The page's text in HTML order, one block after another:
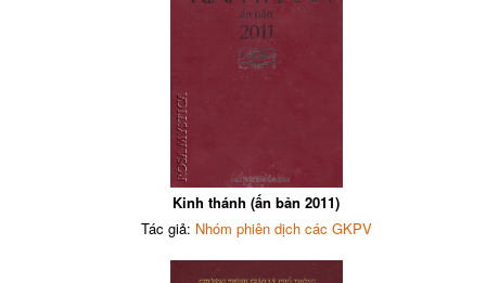
Kinh thánh (ấn bản 2011)
Tác giả: Nhóm phiên dịch các GKPV